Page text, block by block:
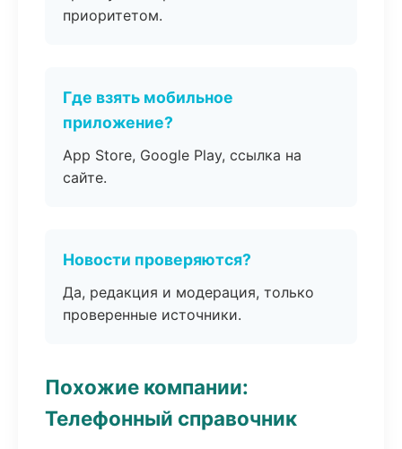
приоритетом.
Где взять мобильное
приложение?
App Store, Google Play, ссылка на
сайте.
Новости проверяются?
Да, редакция и модерация, только
проверенные источники.
Похожие компании:
Телефонный справочник